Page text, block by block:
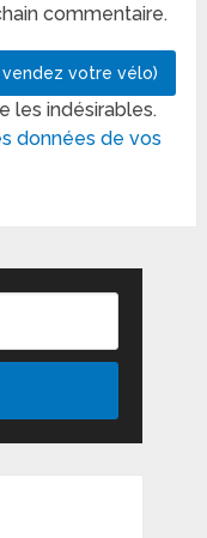
commentaire.
les indésirables.
données de vos